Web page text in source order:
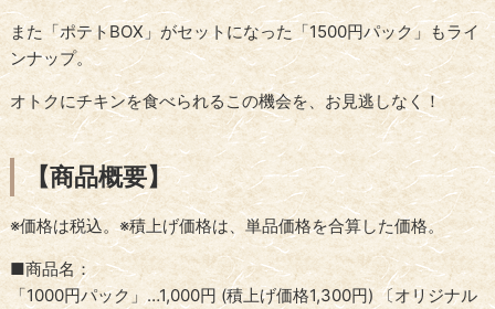
また「ポテトBOX」がセットになった「1500円パック」もライ
ンナップ。
オトクにチキンを食べられるこの機会を、お見逃しなく！
【商品概要】
※価格は税込。※積上げ価格は、単品価格を合算した価格。
■商品名：
「1000円パック」…1,000円 (積上げ価格1,300円) 〔オリジナル